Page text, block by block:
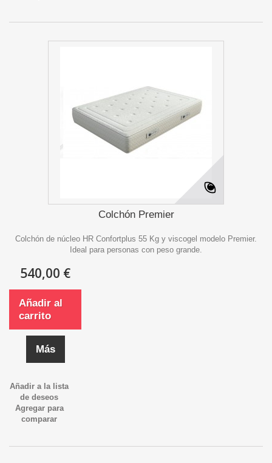
Colchón Premier
Colchón de núcleo HR Confortplus 55 Kg y viscogel modelo Premier.
Ideal para personas con peso grande.
540,00 €
Añadir al
carrito
Más
Añadir a la lista
de deseos
Agregar para
comparar